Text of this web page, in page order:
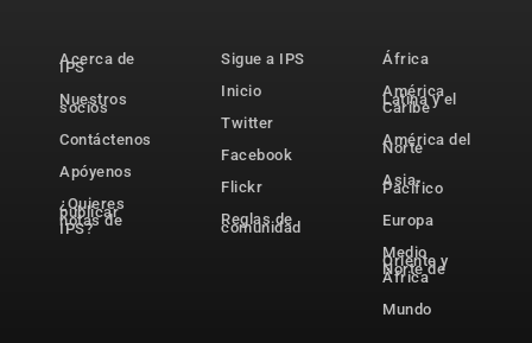
Acerca de
IPS
Nuestros
socios
Contáctenos
Apóyenos
¿Quieres
publicar
notas de
IPS?
Sigue a IPS
Inicio
Twitter
Facebook
Flickr
Reglas de
comunidad
África
América
Latina y el
Caribe
América del
Norte
Asia-
Pacífico
Europa
Medio
Oriente y
Norte de
África
Mundo